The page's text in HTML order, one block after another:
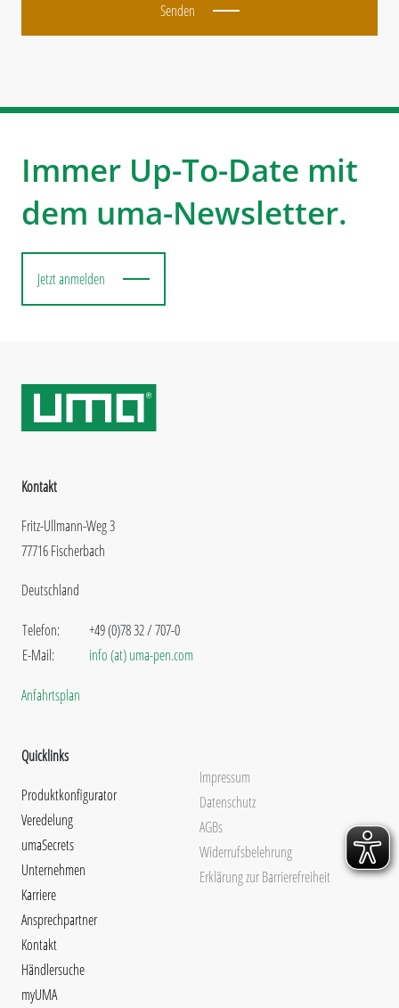
Senden
Immer Up-To-Date mit
dem uma-Newsletter.
Jetzt anmelden
Kontakt
Fritz-Ullmann-Weg 3
77716 Fischerbach
Deutschland
Telefon:
E-Mail:
+49 (0)78 32 / 707-0
info (at) uma-pen.com
Anfahrtsplan
Quicklinks
Produktkonfigurator
Veredelung
umaSecrets
Unternehmen
Karriere
Ansprechpartner
Kontakt
Händlersuche
myUMA
Impressum
Datenschutz
AGBs
Widerrufsbelehrung
Erklärung zur Barrierefreiheit